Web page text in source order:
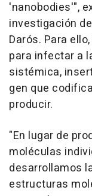
'nanobodies'",
investigación
Darós. Para
para infectar a
sistémica,
gen que
producir.
"En lugar de
moléculas
desarrollamos
estructuras